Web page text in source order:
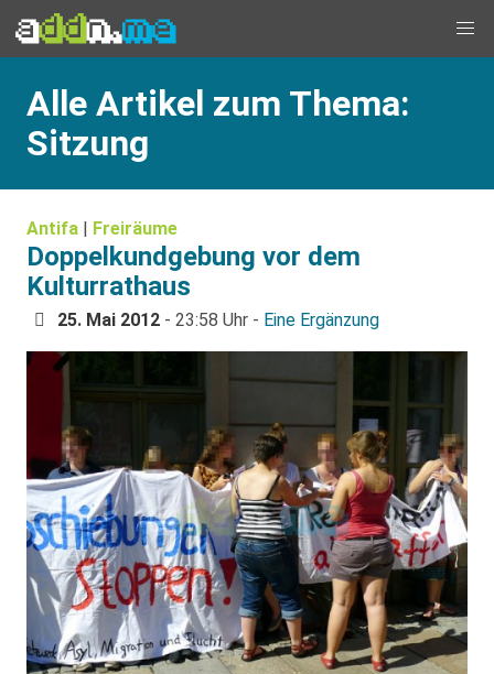
Alle Artikel zum Thema:
Sitzung
Antifa | Freiräume
Doppelkundgebung vor dem
Kulturrathaus
25. Mai 2012 - 23:58 Uhr - Eine Ergänzung